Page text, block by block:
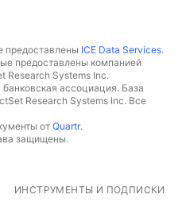
ICE Data Services.
предоставлены компанией
Research Systems Inc.
ассоциация. База
Research Systems Inc. Все
от Quartr.
защищены.
ИНСТРУМЕНТЫ И ПОДПИСКИ